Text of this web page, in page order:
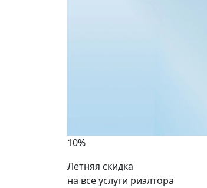
10%
Летняя скидка
на все услуги риэлтора